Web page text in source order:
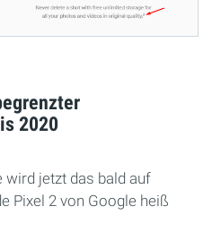
2020
wird jetzt das bald auf
Pixel 2 von Google heiß